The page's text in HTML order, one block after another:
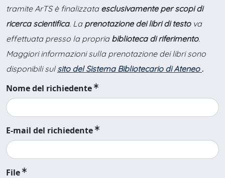
tramite ArTS è finalizzata esclusivamente per scopi di
ricerca scientifica. La prenotazione dei libri di testova
effettuata presso la propria biblioteca di riferimento.
Maggiori informazioni sulla prenotazione dei libri sono
disponibili sul sito del Sistema Bibliotecario di Ateneo .
Nome del richiedente
E-mail del richiedente
File